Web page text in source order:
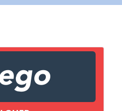
inclus dans courriel)
X Fermer